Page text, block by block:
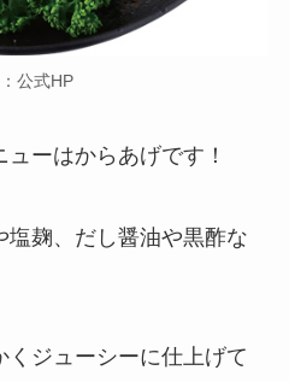
公式HP
ーはからあげです！
塩麹、だし醤油や黒酢な
ジューシーに仕上げて